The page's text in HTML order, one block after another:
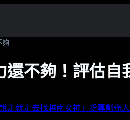
外派工作，光靠努力還不夠！評估自我優勢、展現專業之外，你還需要學會這件事...
還不夠！評估
走就走去找越南女神」粉專創辦人